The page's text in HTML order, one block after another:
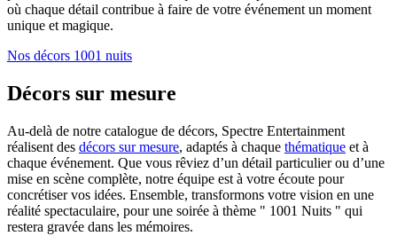
où chaque détail contribue à faire de votre événement un moment
unique et magique.
Nos décors 1001 nuits
Décors sur mesure
Au-delà de notre catalogue de décors, Spectre Entertainment
réalisent des décors sur mesure, adaptés à chaque thématique et à
chaque événement. Que vous rêviez d’un détail particulier ou d’une
mise en scène complète, notre équipe est à votre écoute pour
concrétiser vos idées. Ensemble, transformons votre vision en une
réalité spectaculaire, pour une soirée à thème " 1001 Nuits " qui
restera gravée dans les mémoires.